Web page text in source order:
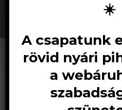
☀️
A csapatunk
rövid nyári
a